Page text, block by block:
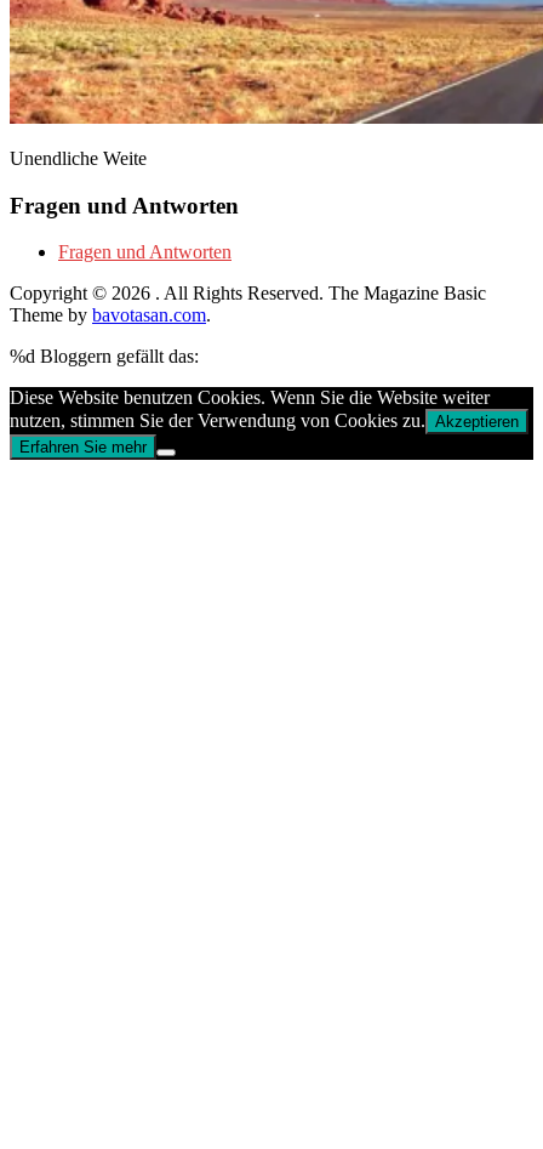
Unendliche Weite
Fragen und Antworten
Fragen und Antworten
Copyright © 2026 . All Rights Reserved. The Magazine Basic
Theme by bavotasan.com.
%d Bloggern gefällt das:
Diese Website benutzen Cookies. Wenn Sie die Website weiter
nutzen, stimmen Sie der Verwendung von Cookies zu. Akzeptieren
Erfahren Sie mehr